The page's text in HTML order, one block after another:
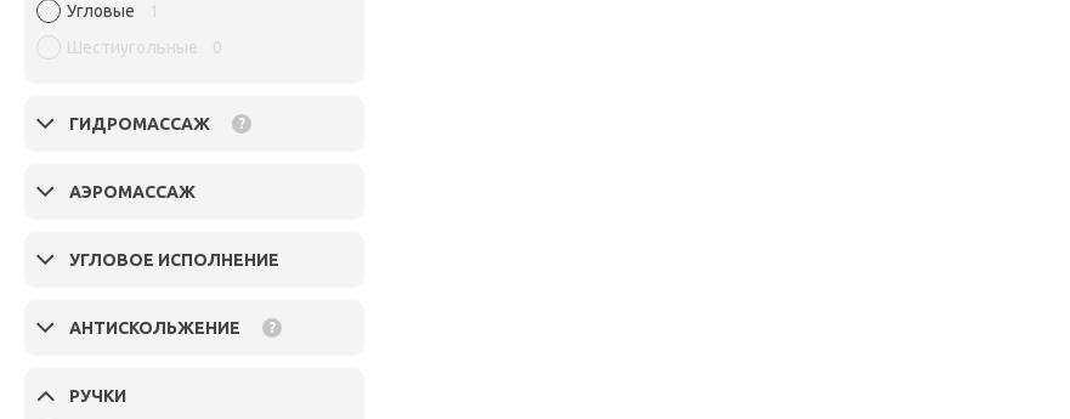
Угловые
1
Шестиугольные
0
ГИДРОМАССАЖ ?
АЭРОМАССАЖ
УГЛОВОЕ ИСПОЛНЕНИЕ
АНТИСКОЛЬЖЕНИЕ ?
РУЧКИ